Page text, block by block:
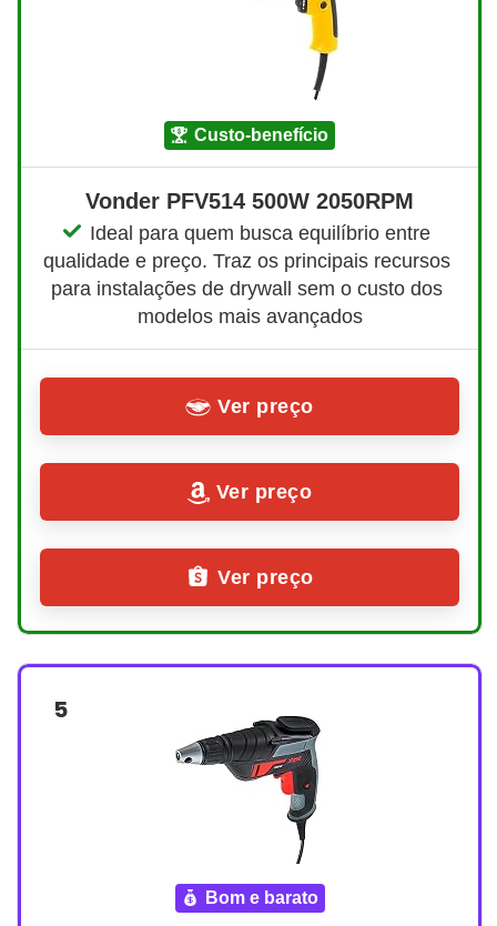
custo-benefício
Vonder PFV514 500W 2050RPM
Ideal para quem busca equilíbrio entre
qualidade e preço. Traz os principais recursos
para instalações de drywall sem o custo dos
modelos mais avançados
Ver preço
Ver preço
Ver preço
5
bom e barato